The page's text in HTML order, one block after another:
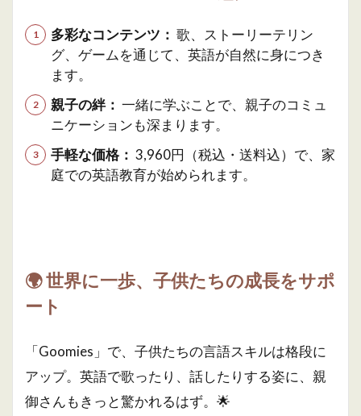
多彩なコンテンツ： 歌、ストーリーテリン
グ、ゲームを通じて、英語が自然に身につき
ます。
親子の絆： 一緒に学ぶことで、親子のコミュ
ニケーションも深まります。
手軽な価格： 3,960円（税込・送料込）で、家
庭での英語教育が始められます。
🌍世界に一歩、子供たちの成長をサポ
ート
「Goomies」で、子供たちの言語スキルは格段に
アップ。英語で歌ったり、話したりする姿に、親
御さんもきっと驚かれるはず。🌟